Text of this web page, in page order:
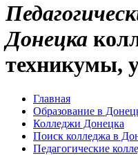
Донецка
техникумы,
Главная
Образование в
Колледжи Донецка
Поиск колледжа в
Педагогические